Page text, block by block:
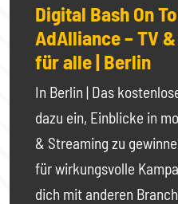
Digital Bash On
AdAlliance – TV
für alle | Berlin
In Berlin | Das
dazu ein, Einblicke in
& Streaming zu
für wirkungsvolle
dich mit anderen